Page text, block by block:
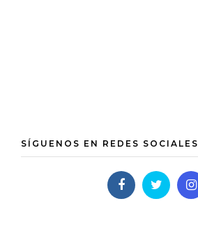
SÍGUENOS EN REDES SOCIALES